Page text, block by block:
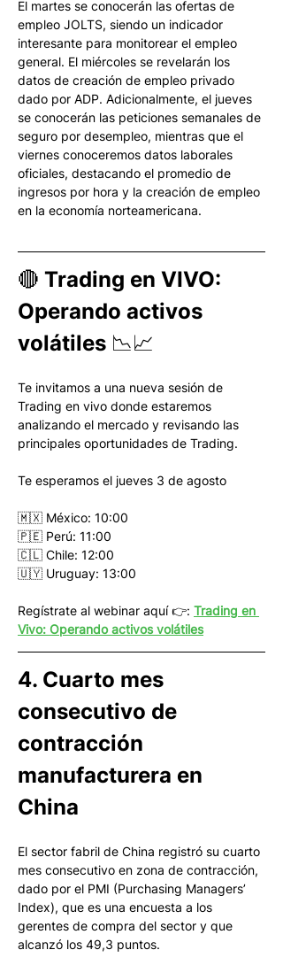
El martes se conocerán las ofertas de
empleo JOLTS, siendo un indicador
interesante para monitorear el empleo
general. El miércoles se revelarán los
datos de creación de empleo privado
dado por ADP. Adicionalmente, el jueves
se conocerán las peticiones semanales de
seguro por desempleo, mientras que el
viernes conoceremos datos laborales
oficiales, destacando el promedio de
ingresos por hora y la creación de empleo
en la economía norteamericana.
🔴 Trading en VIVO:
Operando activos
volátiles 📉📈
Te invitamos a una nueva sesión de
Trading en vivo donde estaremos
analizando el mercado y revisando las
principales oportunidades de Trading.
Te esperamos el jueves 3 de agosto
🇲🇽 México: 10:00
🇵🇪 Perú: 11:00
🇨🇱 Chile: 12:00
🇺🇾 Uruguay: 13:00
Regístrate al webinar aquí 👉: Trading en
Vivo: Operando activos volátiles
4. Cuarto mes
consecutivo de
contracción
manufacturera en
China
El sector fabril de China registró su cuarto
mes consecutivo en zona de contracción,
dado por el PMI (Purchasing Managers’
Index), que es una encuesta a los
gerentes de compra del sector y que
alcanzó los 49,3 puntos.